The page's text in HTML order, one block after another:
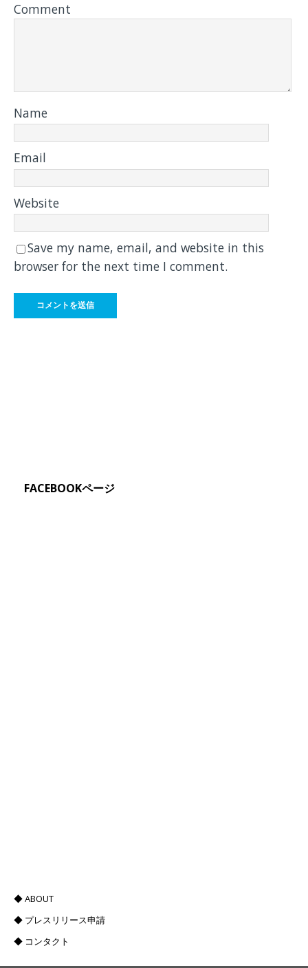
Comment
Name
Email
Website
Save my name, email, and website in this
browser for the next time I comment.
FACEBOOKページ
◆ ABOUT
◆ プレスリリース申請
◆ コンタクト